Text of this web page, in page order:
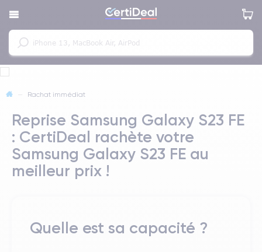
Rachat immédiat
Reprise Samsung Galaxy S23 FE
: CertiDeal rachète votre
Samsung Galaxy S23 FE au
meilleur prix !
Quelle est sa capacité ?